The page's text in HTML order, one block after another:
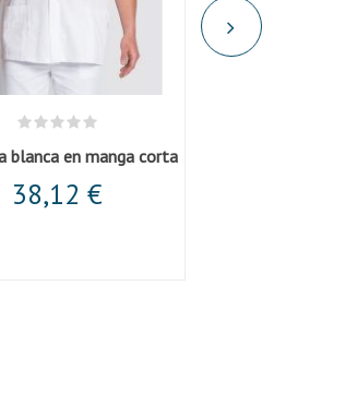
blanca en manga corta
38,12 €